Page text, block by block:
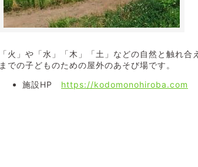
「火」や「水」「木」「土」などの自然と触れ
までの子どものための屋外のあそび場です。
施設HP https://kodomonohiroba.com